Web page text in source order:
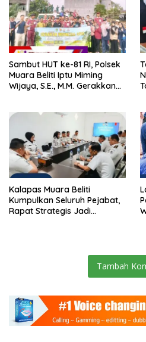
Sambut HUT ke-81 RI, Polsek
Muara Beliti Iptu Miming
Wijaya, S.E., M.M. Gerakkan
Kalapas Muara Beliti
Kumpulkan Seluruh Pejabat,
Rapat Strategis Jadi
Tambah